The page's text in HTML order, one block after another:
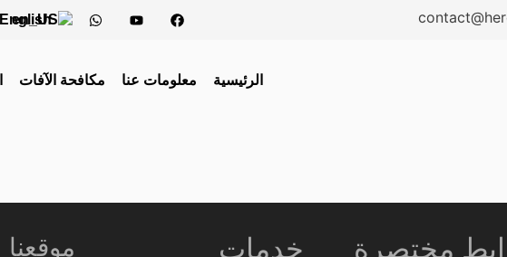
English
الرئيسية معلومات عنا مكافحة الآفات
مختصرة خدمات موقعنا